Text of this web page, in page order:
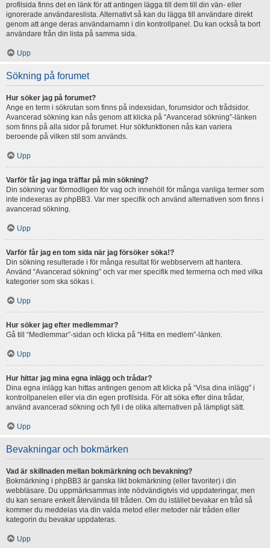
profilsida finns det en länk för att antingen lägga till dem till din vän- eller
ignorerade användareslista. Alternativt så kan du lägga till användare direkt
genom att ange deras användarnamn i din kontrollpanel. Du kan också ta bort
användare från din lista på samma sida.
Upp
Sökning på forumet
Hur söker jag på forumet?
Ange en term i sökrutan som finns på indexsidan, forumsidor och trådsidor.
Avancerad sökning kan nås genom att klicka på “Avancerad sökning”-länken
som finns på alla sidor på forumet. Hur sökfunktionen nås kan variera
beroende på vilken stil som används.
Upp
Varför får jag inga träffar på min sökning?
Din sökning var förmodligen för vag och innehöll för många vanliga termer som
inte indexeras av phpBB3. Var mer specifik och använd alternativen som finns i
avancerad sökning.
Upp
Varför får jag en tom sida när jag försöker söka!?
Din sökning resulterade i för många resultat för webbservern att hantera.
Använd “Avancerad sökning” och var mer specifik med termerna och med vilka
kategorier som ska sökas i.
Upp
Hur söker jag efter medlemmar?
Gå till “Medlemmar”-sidan och klicka på “Hitta en medlem”-länken.
Upp
Hur hittar jag mina egna inlägg och trådar?
Dina egna inlägg kan hittas antingen genom att klicka på “Visa dina inlägg” i
kontrollpanelen eller via din egen profilsida. För att söka efter dina trådar,
använd avancerad sökning och fyll i de olika alternativen på lämpligt sätt.
Upp
Bevakningar och bokmärken
Vad är skillnaden mellan bokmärkning och bevakning?
Bokmärkning i phpBB3 är ganska likt bokmärkning (eller favoriter) i din
webbläsare. Du uppmärksammas inte nödvändigtvis vid uppdateringar, men
du kan senare enkelt återvända till tråden. Om du istället bevakar en tråd så
kommer du meddelas via din valda metod eller metoder när tråden eller
kategorin du bevakar uppdateras.
Upp